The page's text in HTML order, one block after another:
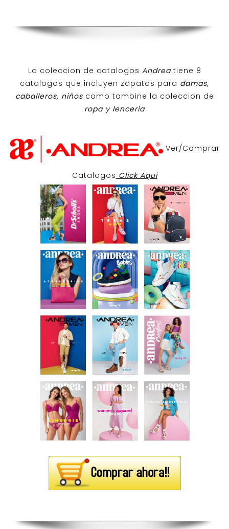
La coleccion de catalogos Andreatiene 8
catalogos que incluyen zapatos para damas,
caballeros, niños como tambine la coleccion de
ropa y lenceria
Ver/Comprar
Catalogos Click Aqui